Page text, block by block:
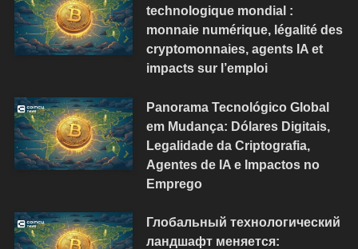
technologique mondial :
monnaie numérique, légalité des
cryptomonnaies, agents IA et
impacts sur l’emploi
Panorama Tecnológico Global
em Mudança: Dólares Digitais,
Legalidade da Criptografia,
Agentes de IA e Impactos no
Emprego
Глобальный технологический
ландшафт меняется: